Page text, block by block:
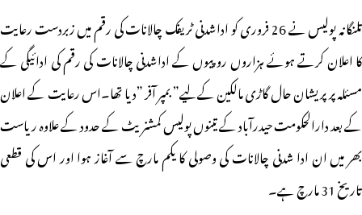
تلنگانہ پولیس نے 26 فروری کو اداشدنی ٹریفک چالانات کی رقم میں زبردست رعایت
کا اعلان کرتے ہوئے ہزاروں روپیوں کے اداشدنی چالانات کی رقم کی ادائیگی کے
مسئلہ پر پریشان حال گاڑی مالکین کےلیے” بمپر آفر ”دیا تھا۔اس رعایت کے اعلان
کے بعد دارالحکومت حیدرآباد کے تینوں پولیس کمشنریٹ کے حدود کے علاوہ ریاست
بھر میںان ادا شدنی چالانات کی وصولی کا یکم مارچ سے آغاز ہوا اور اس کی قطعی
تاریخ 31 مارچ ہے۔